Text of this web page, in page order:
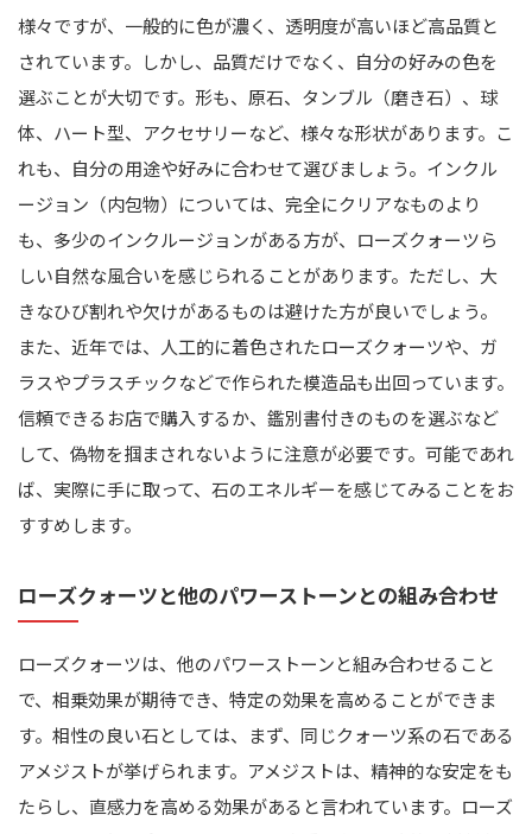
様々ですが、一般的に色が濃く、透明度が高いほど高品質と
されています。しかし、品質だけでなく、自分の好みの色を
選ぶことが大切です。形も、原石、タンブル（磨き石）、球
体、ハート型、アクセサリーなど、様々な形状があります。こ
れも、自分の用途や好みに合わせて選びましょう。インクル
ージョン（内包物）については、完全にクリアなものより
も、多少のインクルージョンがある方が、ローズクォーツら
しい自然な風合いを感じられることがあります。ただし、大
きなひび割れや欠けがあるものは避けた方が良いでしょう。
また、近年では、人工的に着色されたローズクォーツや、ガ
ラスやプラスチックなどで作られた模造品も出回っています。
信頼できるお店で購入するか、鑑別書付きのものを選ぶなど
して、偽物を掴まされないように注意が必要です。可能であれ
ば、実際に手に取って、石のエネルギーを感じてみることをお
すすめします。
ローズクォーツと他のパワーストーンとの組み合わせ
ローズクォーツは、他のパワーストーンと組み合わせること
で、相乗効果が期待でき、特定の効果を高めることができま
す。相性の良い石としては、まず、同じクォーツ系の石である
アメジストが挙げられます。アメジストは、精神的な安定をも
たらし、直感力を高める効果があると言われています。ローズ